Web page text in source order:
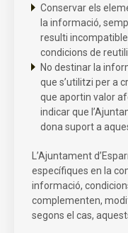
Conservar els
la informació,
resulti
condicions de
No destinar la
que s’utilitzi per a
que aportin valor
indicar que
dona suport a
L’Ajuntament
específiques en la
informació,
complementen,
segons el cas,